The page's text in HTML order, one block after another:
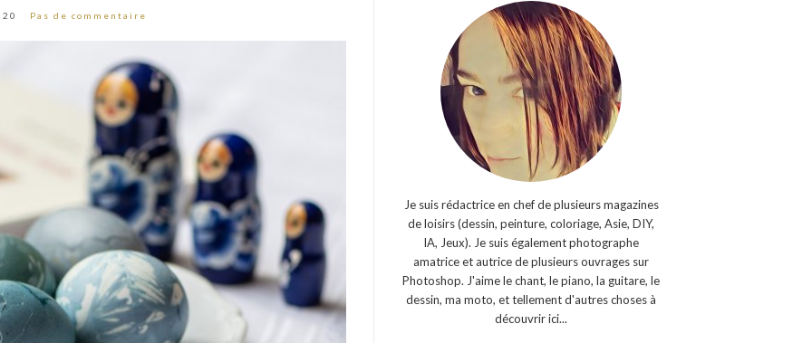
Pas de commentaire
Je suis rédactrice en chef de plusieurs magazines
de loisirs (dessin, peinture, coloriage, Asie, DIY,
IA, Jeux). Je suis également photographe
amatrice et autrice de plusieurs ouvrages sur
Photoshop. J'aime le chant, le piano, la guitare, le
dessin, ma moto, et tellement d'autres choses à
découvrir ici...